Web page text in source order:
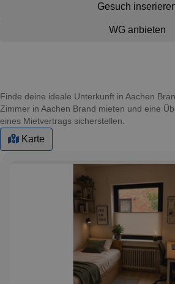
Gesuch
WG anbieten
Finde deine ideale Unterkunft in Aachen
Zimmer in Aachen Brand mieten und eine
eines Mietvertrags sicherstellen.
Karte